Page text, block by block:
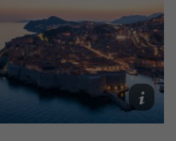
obrázok
Nix,
Geio
Tischler